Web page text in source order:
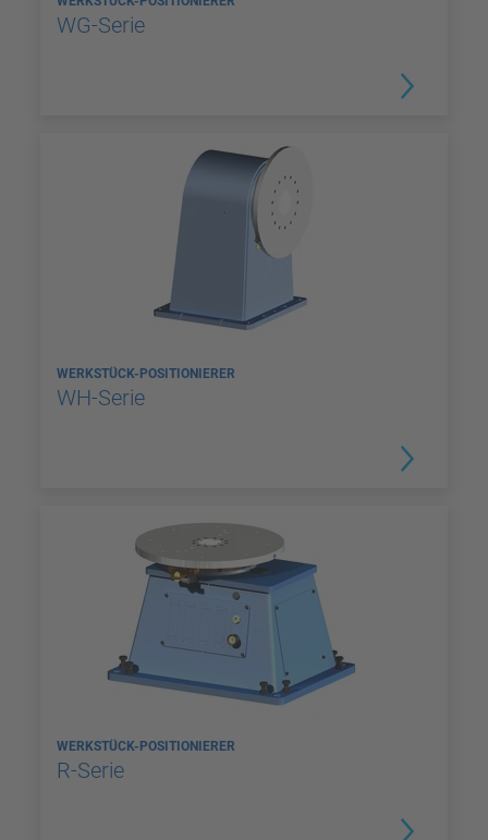
WG-Serie
WERKSTÜCK-POSITIONIERER
WH-Serie
WERKSTÜCK-POSITIONIERER
R-Serie